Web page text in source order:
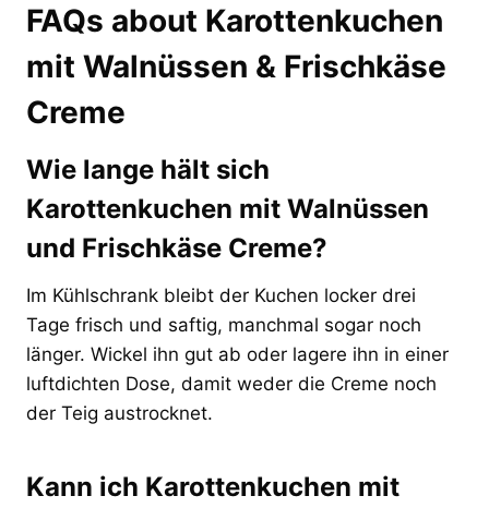
FAQs about Karottenkuchen
mit Walnüssen & Frischkäse
Creme
Wie lange hält sich
Karottenkuchen mit Walnüssen
und Frischkäse Creme?
Im Kühlschrank bleibt der Kuchen locker drei
Tage frisch und saftig, manchmal sogar noch
länger. Wickel ihn gut ab oder lagere ihn in einer
luftdichten Dose, damit weder die Creme noch
der Teig austrocknet.
Kann ich Karottenkuchen mit